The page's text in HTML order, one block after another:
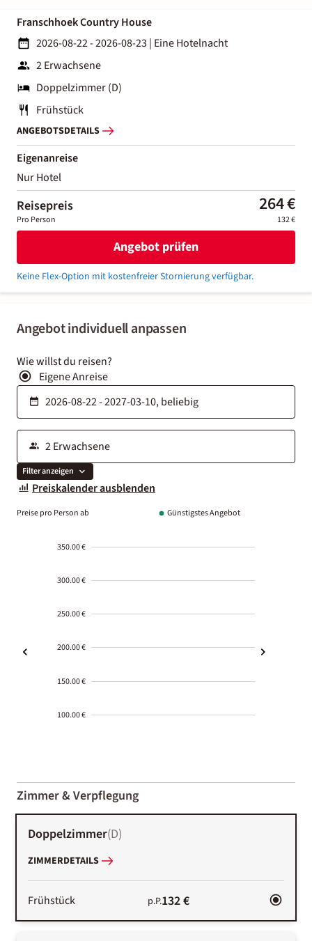
Angebot individuell anpassen
Wie willst du reisen?
Eigene Anreise
Filter anzeigen
Preiskalender ausblenden
Preise pro Person ab Günstigstes Angebot
350.00 €
300.00 €
250.00 €
200.00 €
150.00 €
100.00 €
01-02
Zimmer & Verpflegung
Doppelzimmer(D)
ZIMMERDETAILS
Frühstück p.P.132 €
Franschhoek Country House
2026-08-22 - 2026-08-23 | Eine Hotelnacht
2 Erwachsene
Doppelzimmer (D)
Frühstück
ANGEBOTSDETAILS
Eigenanreise
Nur Hotel
Reisepreis 264 €
Pro Person 132 €
Angebot prüfen
Keine Flex-Option mit kostenfreier Stornierung verfügbar.